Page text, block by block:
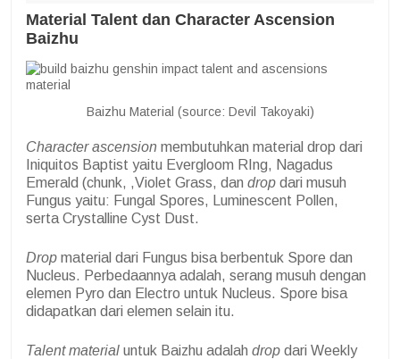
Material Talent dan Character Ascension
Baizhu
Baizhu Material (source: Devil Takoyaki)
Character ascension membutuhkan material drop dari
Iniquitos Baptist yaitu Evergloom RIng, Nagadus
Emerald (chunk, ,Violet Grass, dan drop dari musuh
Fungus yaitu: Fungal Spores, Luminescent Pollen,
serta Crystalline Cyst Dust.
Drop material dari Fungus bisa berbentuk Spore dan
Nucleus. Perbedaannya adalah, serang musuh dengan
elemen Pyro dan Electro untuk Nucleus. Spore bisa
didapatkan dari elemen selain itu.
Talent material untuk Baizhu adalah drop dari Weekly